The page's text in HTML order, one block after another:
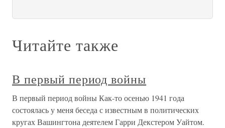
Читайте также
В первый период войны
В первый период войны Как-то осенью 1941 года
состоялась у меня беседа с известным в политических
кругах Вашингтона деятелем Гарри Декстером Уайтом.